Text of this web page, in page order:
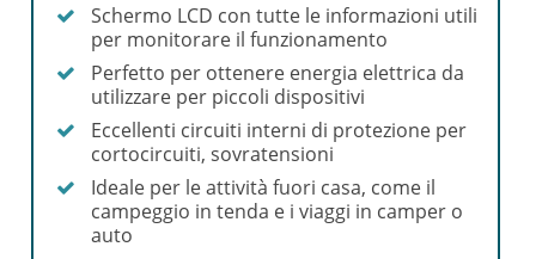
Schermo LCD con tutte le informazioni utili
per monitorare il funzionamento
Perfetto per ottenere energia elettrica da
utilizzare per piccoli dispositivi
Eccellenti circuiti interni di protezione per
cortocircuiti, sovratensioni
Ideale per le attività fuori casa, come il
campeggio in tenda e i viaggi in camper o
auto